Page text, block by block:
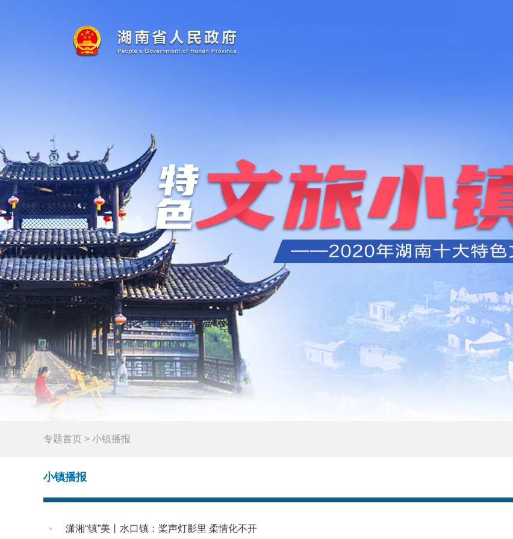
专题首页 > 小镇播报
小镇播报
潇湘“镇”美丨水口镇：桨声灯影里 柔情化不开